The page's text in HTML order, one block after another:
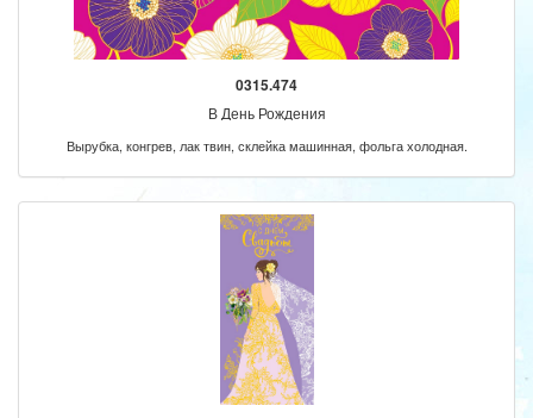
0315.474
В День Рождения
Вырубка, конгрев, лак твин, склейка машинная, фольга холодная.